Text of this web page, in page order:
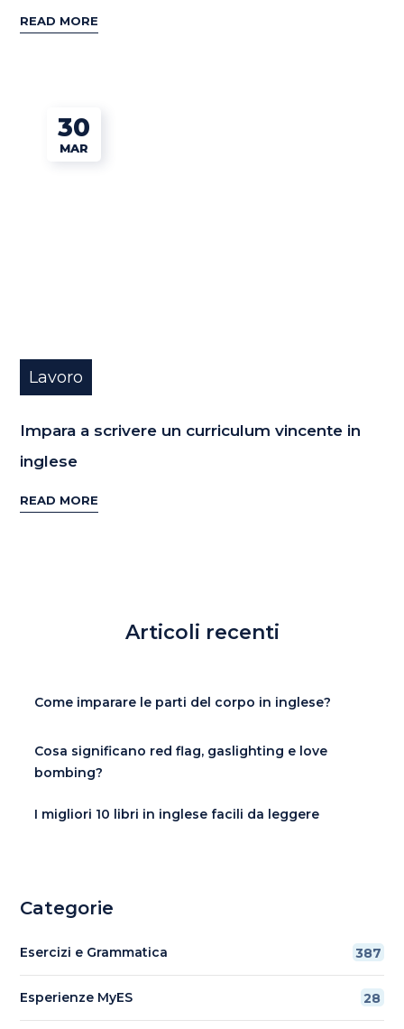
READ MORE
30
MAR
Lavoro
Impara a scrivere un curriculum vincente in
inglese
READ MORE
Articoli recenti
Come imparare le parti del corpo in inglese?
Cosa significano red flag, gaslighting e love
bombing?
I migliori 10 libri in inglese facili da leggere
Categorie
Esercizi e Grammatica 387
Esperienze MyES 28